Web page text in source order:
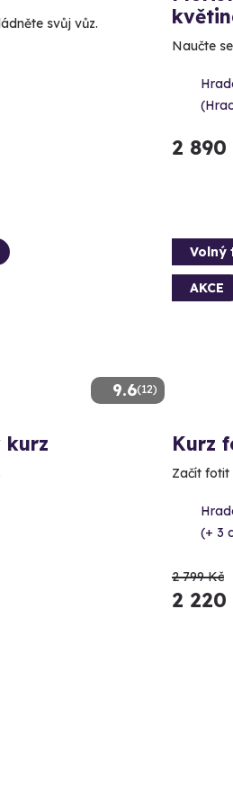
svůj vůz.
Naučte
2 890
9.6(12)
Volný
AKCE
Kurz
Začít fotit
(+ 3
2 799 Kč
2 220